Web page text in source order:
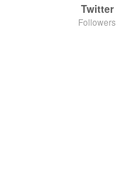
Twitter
Followers